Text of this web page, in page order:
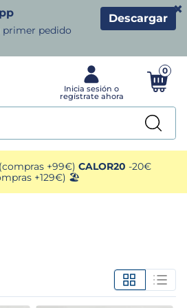
primer pedido
Descargar
×
0
+99€) CALOR20 -20€
+129€) 🏖️